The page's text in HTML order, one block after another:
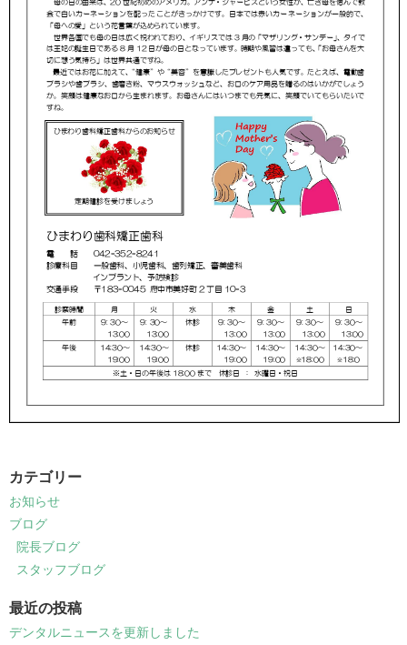
カテゴリー
お知らせ
ブログ
院長ブログ
スタッフブログ
最近の投稿
デンタルニュースを更新しました